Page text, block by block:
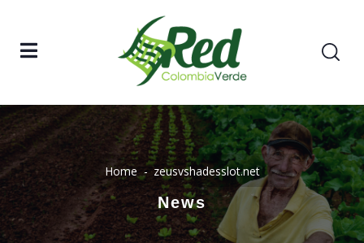
Home zeusvshadesslot.net
News